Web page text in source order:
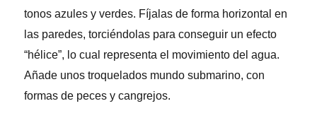
tonos azules y verdes. Fíjalas de forma horizontal en
las paredes, torciéndolas para conseguir un efecto
“hélice”, lo cual representa el movimiento del agua.
Añade unos troquelados mundo submarino, con
formas de peces y cangrejos.